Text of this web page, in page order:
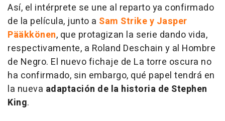
Así, el intérprete se une al reparto ya confirmado
de la película, junto a Sam Strike y Jasper
Pääkkönen, que protagizan la serie dando vida,
respectivamente, a Roland Deschain y al Hombre
de Negro. El nuevo fichaje de La torre oscura no
ha confirmado, sin embargo, qué papel tendrá en
la nueva adaptación de la historia de Stephen
King.